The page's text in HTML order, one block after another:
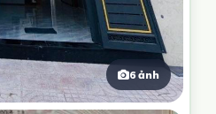
6 ảnh